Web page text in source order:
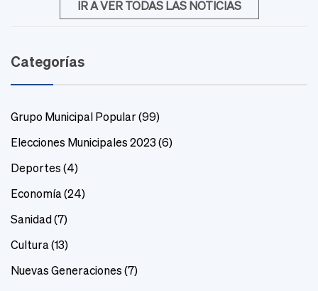
IR A VER TODAS LAS NOTICIAS
Categorías
Grupo Municipal Popular(99)
Elecciones Municipales 2023(6)
Deportes (4)
Economía(24)
Sanidad (7)
Cultura(13)
Nuevas Generaciones (7)